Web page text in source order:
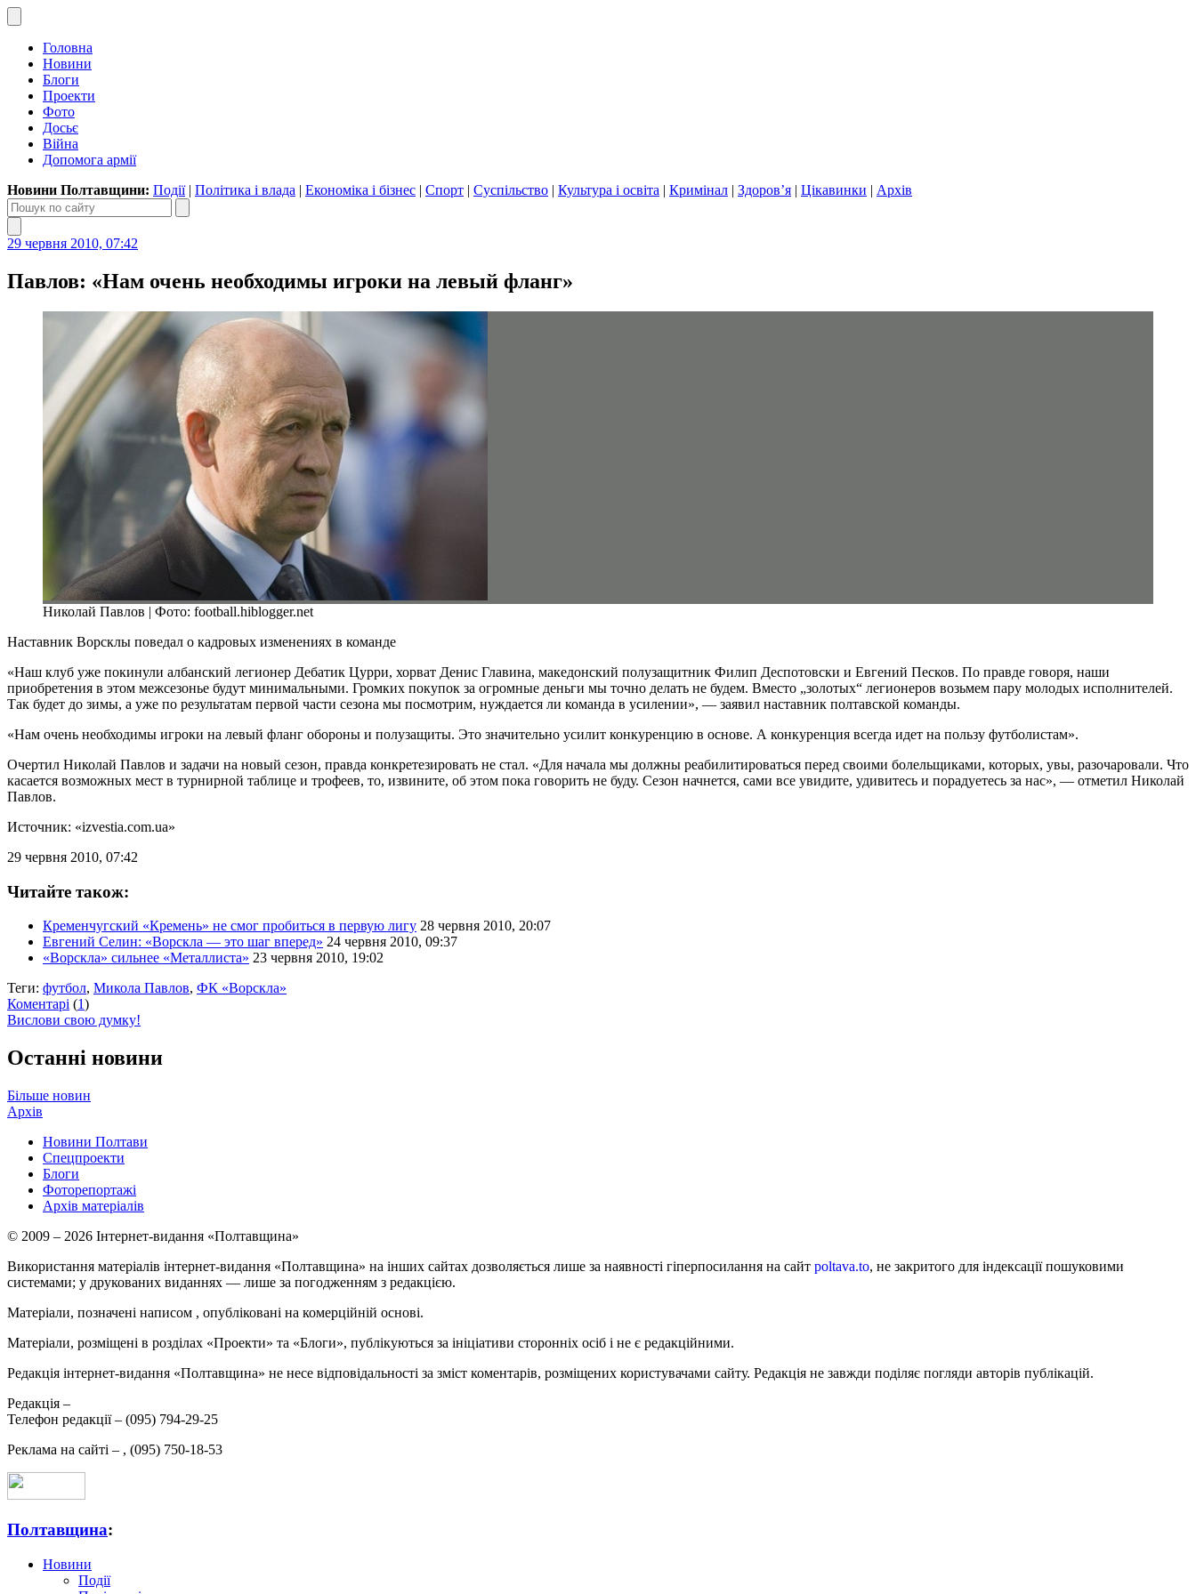
Головна
Новини
Блоги
Проекти
Фото
Досьє
Війна
Допомога армії
Новини Полтавщини: Події| Політика і влада | Економіка і бізнес | Спорт | Суспільство | Культура і освіта | Кримінал | Здоров’я | Цікавинки | Архів
29 червня 2010, 07:42
Павлов: «Нам очень необходимы игроки на левый фланг»
Николай Павлов | Фото: football.hiblogger.net
Наставник Ворсклы поведал о кадровых изменениях в команде
«Наш клуб уже покинули албанский легионер Дебатик Цурри, хорват Денис Главина, македонский полузащитник Филип Деспотовски и Евгений Песков. По правде говоря, наши
приобретения в этом межсезонье будут минимальными. Громких покупок за огромные деньги мы точно делать не будем. Вместо „золотых“ легионеров возьмем пару молодых исполнителей.
Так будет до зимы, а уже по результатам первой части сезона мы посмотрим, нуждается ли команда в усилении», — заявил наставник полтавской команды.
«Нам очень необходимы игроки на левый фланг обороны и полузащиты. Это значительно усилит конкуренцию в основе. А конкуренция всегда идет на пользу футболистам».
Очертил Николай Павлов и задачи на новый сезон, правда конкретезировать не стал. «Для начала мы должны реабилитироваться перед своими болельщиками, которых, увы, разочаровали. Что
касается возможных мест в турнирной таблице и трофеев, то, извините, об этом пока говорить не буду. Сезон начнется, сами все увидите, удивитесь и порадуетесь за нас», — отметил Николай
Павлов.
Источник: «izvestia.com.ua»
29 червня 2010, 07:42
Читайте також:
Кременчугский «Кремень» не смог пробиться в первую лигу 28 червня 2010, 20:07
Евгений Селин: «Ворскла — это шаг вперед» 24 червня 2010, 09:37
«Ворскла» сильнее «Металлиста» 23 червня 2010, 19:02
Теги: футбол, Микола Павлов, ФК «Ворскла»
Коментарі (1)
Вислови свою думку!
Останні новини
Більше новин
Архів
Новини Полтави
Спецпроекти
Блоги
Фоторепортажі
Архів матеріалів
© 2009 – 2026 Інтернет-видання «Полтавщина»
Використання матеріалів інтернет-видання «Полтавщина» на інших сайтах дозволяється лише за наявності гіперпосилання на сайт poltava.to, не закритого для індексації пошуковими
системами; у друкованих виданнях — лише за погодженням з редакцією.
Матеріали, позначені написом , опубліковані на комерційній основі.
Матеріали, розміщені в розділах «Проекти» та «Блоги», публікуються за ініціативи сторонніх осіб і не є редакційними.
Редакція інтернет-видання «Полтавщина» не несе відповідальності за зміст коментарів, розміщених користувачами сайту. Редакція не завжди поділяє погляди авторів публікацій.
Редакція –
Телефон редакції – (095) 794-29-25
Реклама на сайті – , (095) 750-18-53
Полтавщина:
Новини
Події